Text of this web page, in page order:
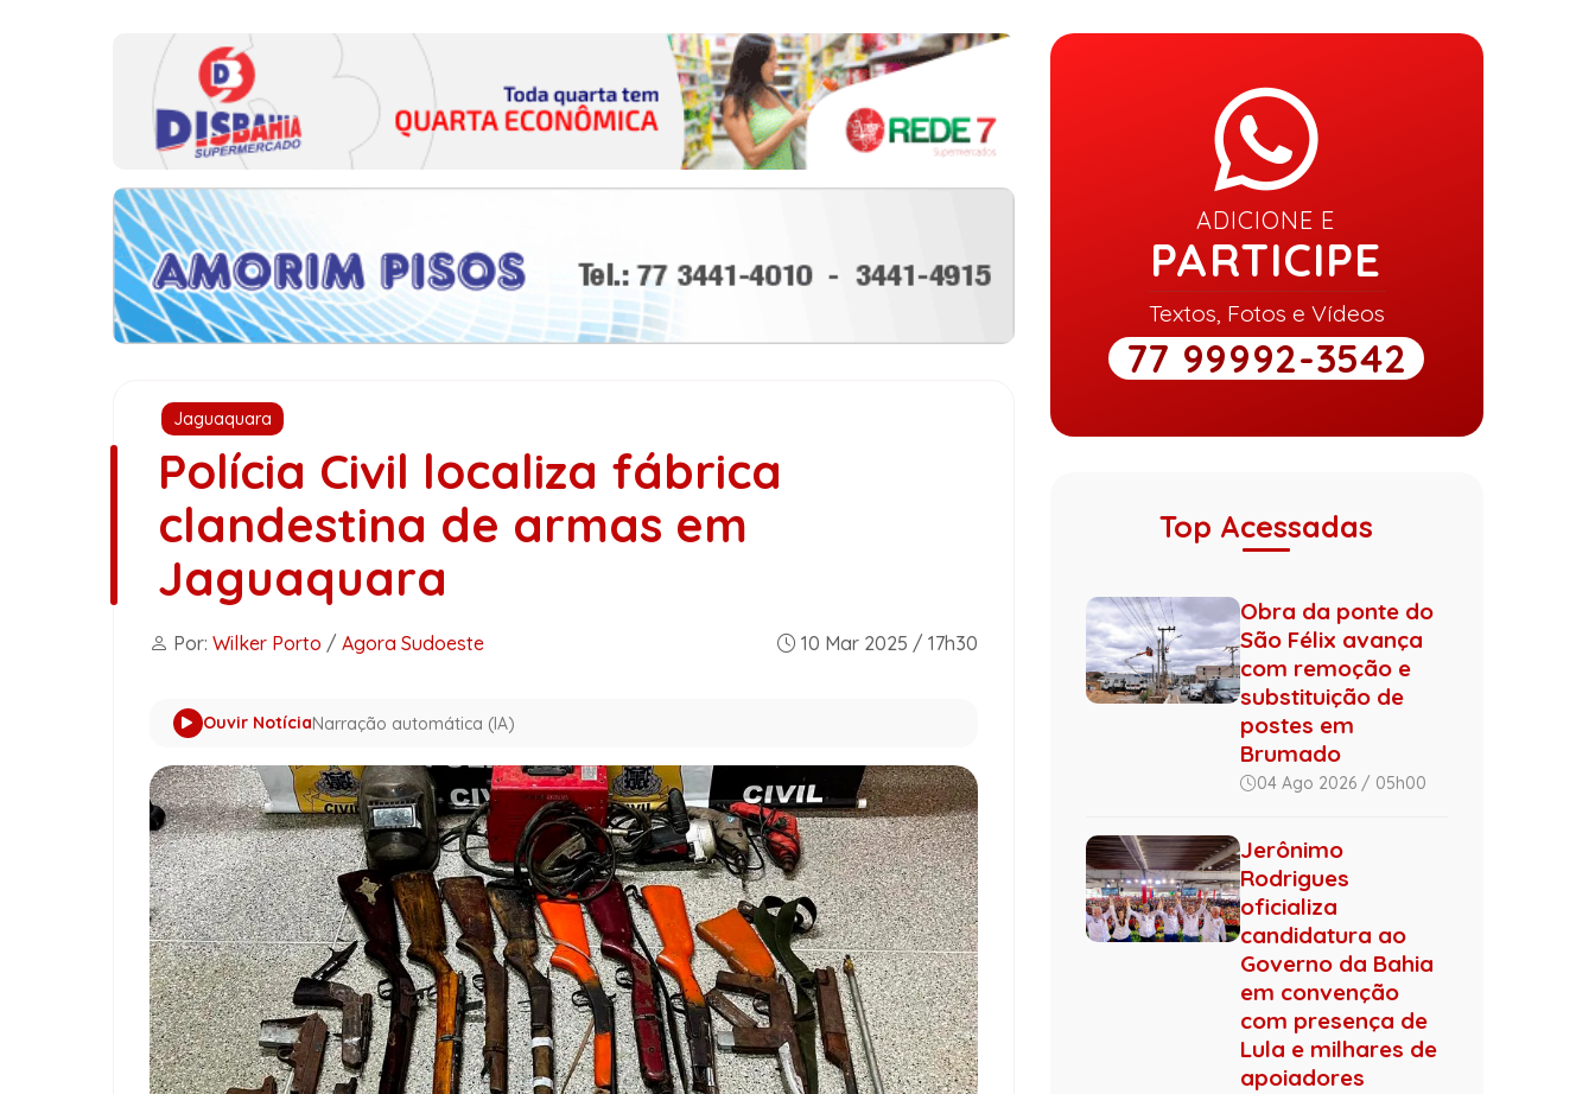
Jaguaquara
Polícia Civil localiza fábrica
clandestina de armas em
Jaguaquara
Por: Wilker Porto / Agora Sudoeste 10 Mar 2025 / 17h30
Ouvir NotíciaNarração automática (IA)
ADICIONE E
PARTICIPE
Textos, Fotos e Vídeos
77 99992-3542
Top Acessadas
Obra da ponte do
São Félix avança
com remoção e
substituição de
postes em
Brumado
04 Ago 2026 / 05h00
Jerônimo
Rodrigues
oficializa
candidatura ao
Governo da Bahia
em convenção
com presença de
Lula e milhares de
apoiadores